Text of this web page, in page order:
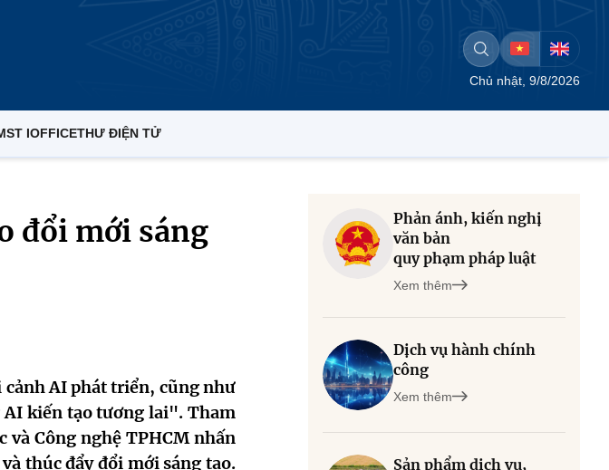
Chủ nhật, 9/8/2026
IOFFICETHƯ ĐIỆN TỬ
đổi mới sáng
cảnh AI phát triển, cũng như
AI kiến tạo tương lai". Tham
Công nghệ TPHCM nhấn
thúc đẩy đổi mới sáng tạo.
Phản ánh, kiến nghị
văn bản
quy phạm pháp luật
Xem thêm
Dịch vụ hành chính
công
Xem thêm
Sản phẩm dịch vụ,